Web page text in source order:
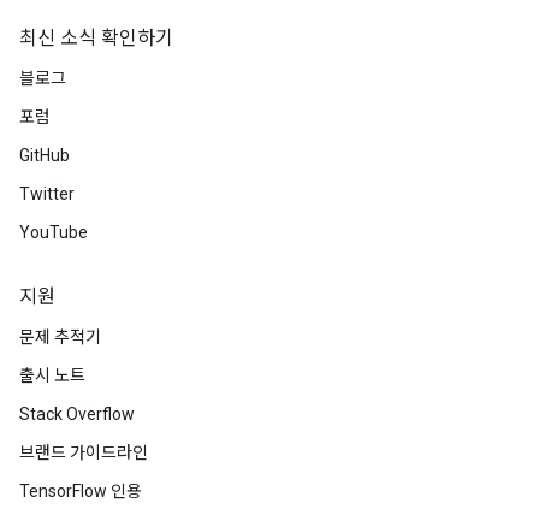
최신 소식 확인하기
블로그
포럼
GitHub
Twitter
YouTube
지원
문제 추적기
출시 노트
Stack Overflow
브랜드 가이드라인
TensorFlow 인용